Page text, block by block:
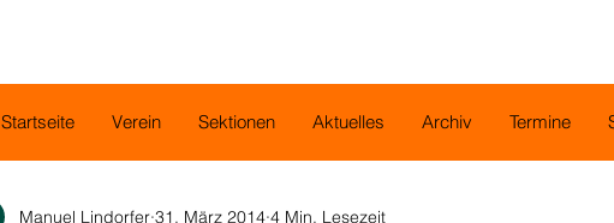
Startseite Verein Sektionen Aktuelles Archiv Termine
Manuel Lindorfer 31. März 2014 4 Min. Lesezeit